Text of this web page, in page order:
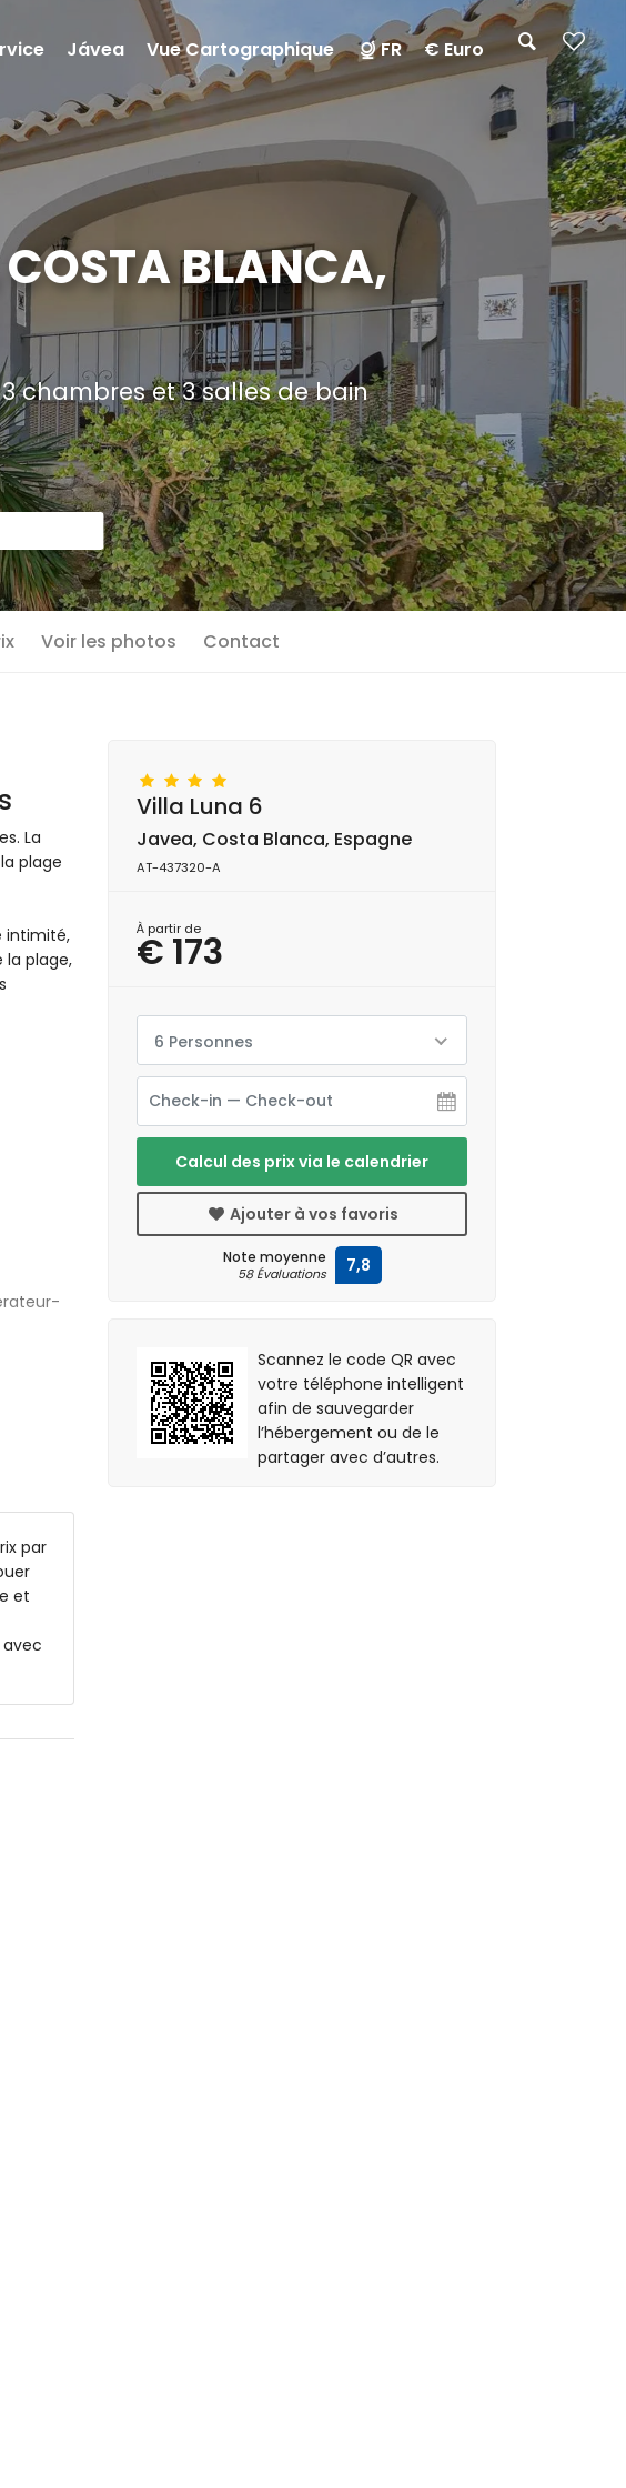
BLANCA,
chambres et 3 salles de bain
Voir les photos Contact
La
plage
intimité,
la plage,
par
et
Villa Luna 6
Javea, Costa Blanca, Espagne
AT-437320-A
À partir de
€ 173
6 Personnes
Calcul des prix via le calendrier
Ajouter à vos favoris
Note moyenne
58 Évaluations 7,8
Scannez le code QR avec
votre téléphone intelligent
afin de sauvegarder
l’hébergement ou de le
partager avec d’autres.
Jávea Vue Cartographique FR € Euro